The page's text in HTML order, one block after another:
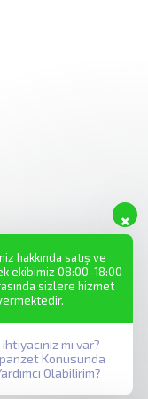
hakkında satış ve
ekibimiz 08:00-18:00
sizlere hizmet
mı var?
Konusunda
Olabilirim?